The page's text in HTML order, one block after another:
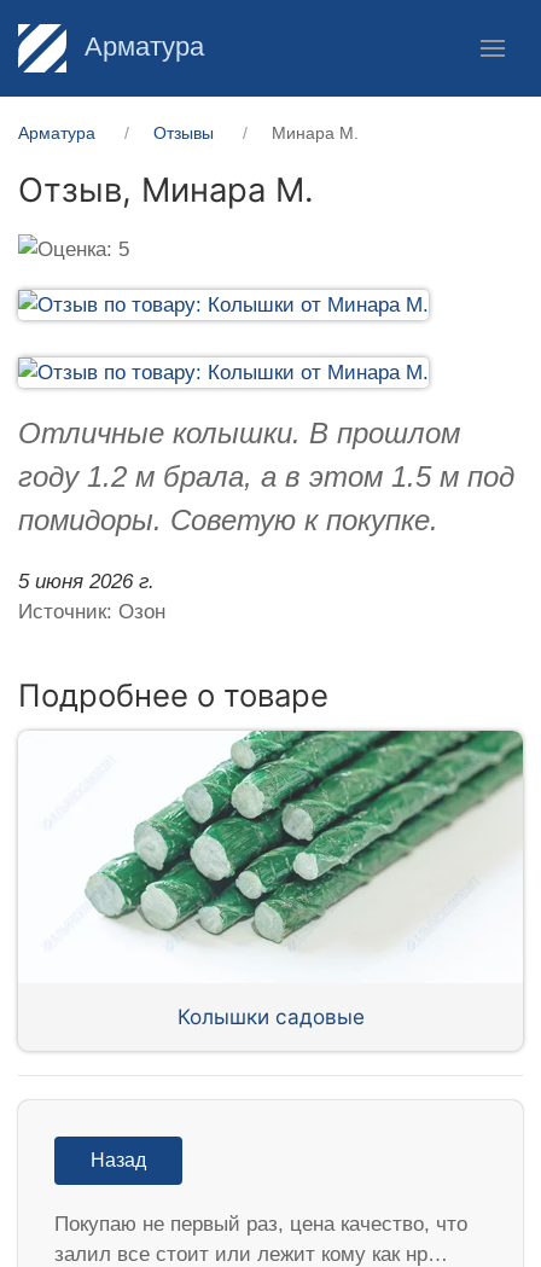
Арматура
Арматура Отзывы Минара М.
Отзыв, Минара М.
Отличные колышки. В прошлом
году 1.2 м брала, а в этом 1.5 м под
помидоры. Советую к покупке.
5 июня 2026 г.
Источник: Озон
Подробнее о товаре
Колышки садовые
Назад
Покупаю не первый раз, цена качество, что
залил все стоит или лежит кому как нр…